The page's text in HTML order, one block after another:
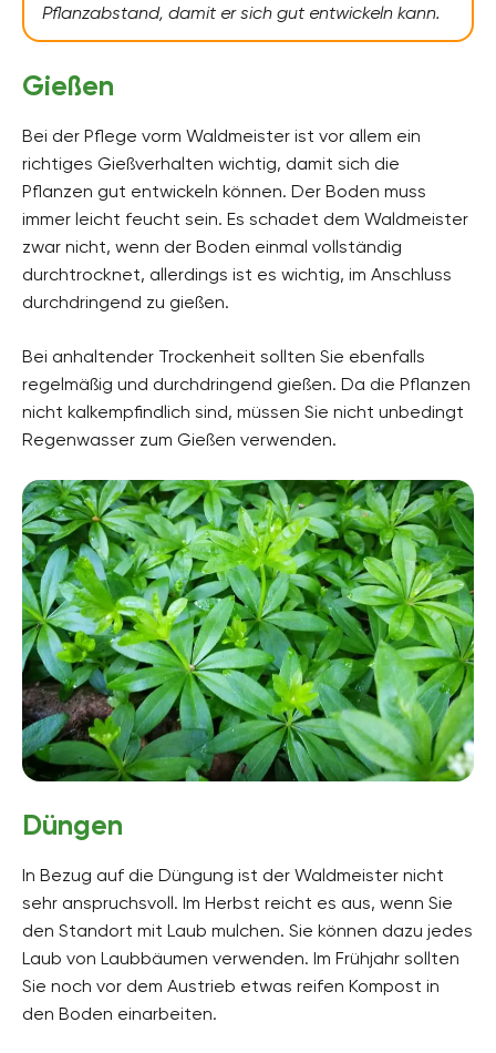
Pflanzabstand, damit er sich gut entwickeln kann.
Gießen
Bei der Pflege vorm Waldmeister ist vor allem ein
richtiges Gießverhalten wichtig, damit sich die
Pflanzen gut entwickeln können. Der Boden muss
immer leicht feucht sein. Es schadet dem Waldmeister
zwar nicht, wenn der Boden einmal vollständig
durchtrocknet, allerdings ist es wichtig, im Anschluss
durchdringend zu gießen.
Bei anhaltender Trockenheit sollten Sie ebenfalls
regelmäßig und durchdringend gießen. Da die Pflanzen
nicht kalkempfindlich sind, müssen Sie nicht unbedingt
Regenwasser zum Gießen verwenden.
Düngen
In Bezug auf die Düngung ist der Waldmeister nicht
sehr anspruchsvoll. Im Herbst reicht es aus, wenn Sie
den Standort mit Laub mulchen. Sie können dazu jedes
Laub von Laubbäumen verwenden. Im Frühjahr sollten
Sie noch vor dem Austrieb etwas reifen Kompost in
den Boden einarbeiten.